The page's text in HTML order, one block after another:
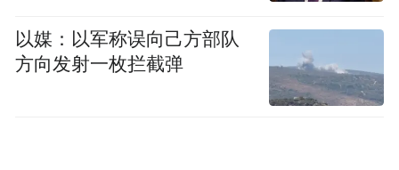
以媒：以军称误向己方部队
方向发射一枚拦截弹